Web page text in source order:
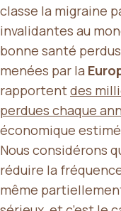
classe la migraine
invalidantes au
bonne santé
menées par la
rapportentdes
perdues chaque
économique
Nous considérons
réduire la
même